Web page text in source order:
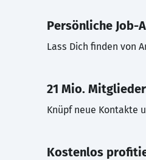
Persönliche Job-
Lass Dich finden von
21 Mio. Mitglieder
Knüpf neue Kontakte
Kostenlos